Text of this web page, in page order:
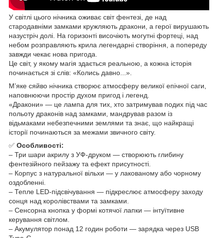
У світлі цього нічника оживає світ фентезі, де над
стародавніми замками кружляють дракони, а герої вирушають
назустріч долі. На горизонті височіють могутні фортеці, над
небом розправляють крила легендарні створіння, а попереду
завжди чекає нова пригода.
Це світ, у якому магія здається реальною, а кожна історія
починається зі слів: «Колись давно...».
М’яке сяйво нічника створює атмосферу великої епічної саги,
наповнюючи простір духом пригод і легенд.
«Дракони» — це лампа для тих, хто затримував подих під час
польоту драконів над замками, мандрував разом із
відьмаками небезпечними землями та знає, що найкращі
історії починаються за межами звичного світу.
✅ Особливості:
– Три шари акрилу з УФ-друком — створюють глибину
фентезійного пейзажу та ефект присутності.
– Корпус з натуральної вільхи — у лакованому або чорному
оздобленні.
– Тепле LED-підсвічування — підкреслює атмосферу заходу
сонця над королівствами та замками.
– Сенсорна кнопка у формі котячої лапки — інтуїтивне
керування світлом.
– Акумулятор понад 12 годин роботи — зарядка через USB